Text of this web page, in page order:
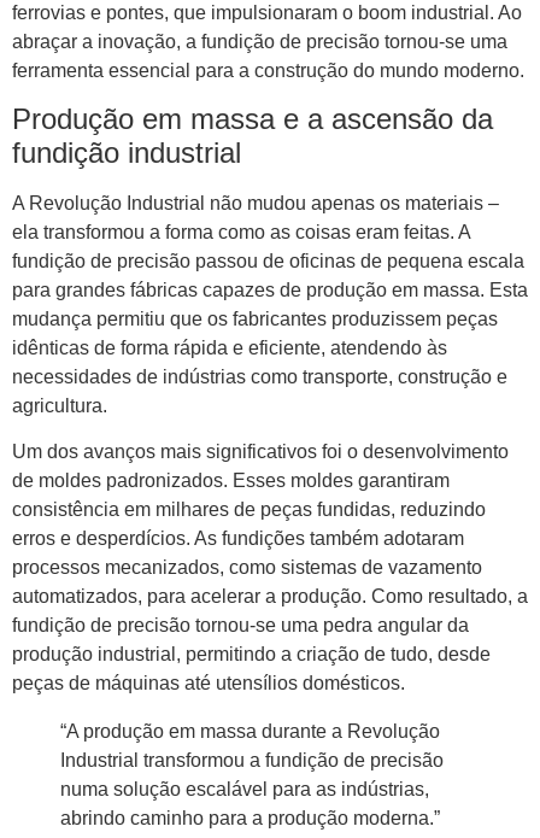
ferrovias e pontes, que impulsionaram o boom industrial. Ao
abraçar a inovação, a fundição de precisão tornou-se uma
ferramenta essencial para a construção do mundo moderno.
Produção em massa e a ascensão da
fundição industrial
A Revolução Industrial não mudou apenas os materiais –
ela transformou a forma como as coisas eram feitas. A
fundição de precisão passou de oficinas de pequena escala
para grandes fábricas capazes de produção em massa. Esta
mudança permitiu que os fabricantes produzissem peças
idênticas de forma rápida e eficiente, atendendo às
necessidades de indústrias como transporte, construção e
agricultura.
Um dos avanços mais significativos foi o desenvolvimento
de moldes padronizados. Esses moldes garantiram
consistência em milhares de peças fundidas, reduzindo
erros e desperdícios. As fundições também adotaram
processos mecanizados, como sistemas de vazamento
automatizados, para acelerar a produção. Como resultado, a
fundição de precisão tornou-se uma pedra angular da
produção industrial, permitindo a criação de tudo, desde
peças de máquinas até utensílios domésticos.
“A produção em massa durante a Revolução
Industrial transformou a fundição de precisão
numa solução escalável para as indústrias,
abrindo caminho para a produção moderna.”